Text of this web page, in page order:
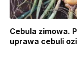
Cebula zimowa.
uprawa cebuli